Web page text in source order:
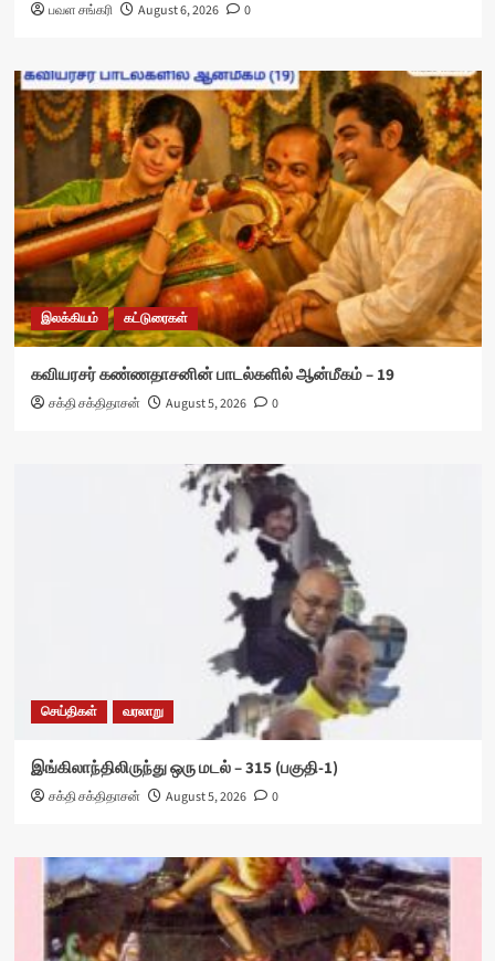
பவள சங்கரி August 6, 2026 0
இலக்கியம் கட்டுரைகள்
கவியரசர் கண்ணதாசனின் பாடல்களில் ஆன்மீகம் – 19
சக்தி சக்திதாசன் August 5, 2026 0
செய்திகள் வரலாறு
இங்கிலாந்திலிருந்து ஒரு மடல் – 315 (பகுதி-1)
சக்தி சக்திதாசன் August 5, 2026 0